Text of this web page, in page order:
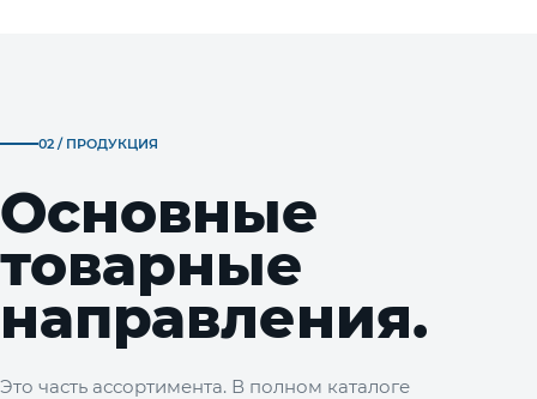
02 / ПРОДУКЦИЯ
Основные
товарные
направления.
Это часть ассортимента. В полном каталоге